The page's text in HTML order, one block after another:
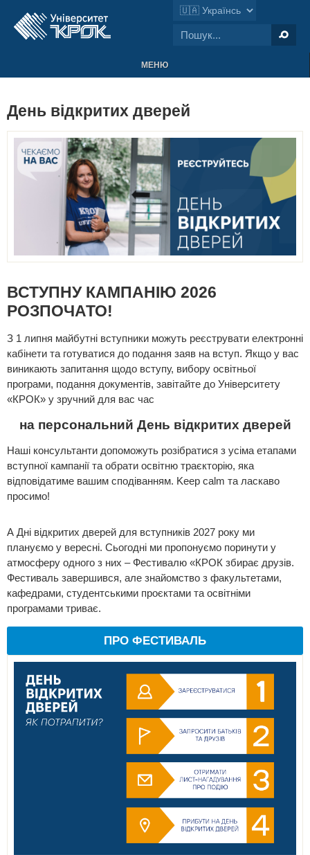
МЕНЮ
День відкритих дверей
ВСТУПНУ КАМПАНІЮ 2026
РОЗПОЧАТО!
З 1 липня майбутні вступники можуть реєструвати електронні
кабінети та готуватися до подання заяв на вступ. Якщо у вас
виникають запитання щодо вступу, вибору освітньої
програми, подання документів, завітайте до Університету
«КРОК» у зручний для вас час
на персональний День відкритих дверей
Наші консультанти допоможуть розібратися з усіма етапами
вступної кампанії та обрати освітню траєкторію, яка
відповідатиме вашим сподіванням. Keep calm та ласкаво
просимо!
А Дні відкритих дверей для вступників 2027 року ми
плануємо у вересні. Сьогодні ми пропонуємо поринути у
атмосферу одного з них – Фестивалю «КРОК збирає друзів.
Фестиваль завершився, але знайомство з факультетами,
кафедрами, студентськими проєктами та освітніми
програмами триває.
ПРО ФЕСТИВАЛЬ